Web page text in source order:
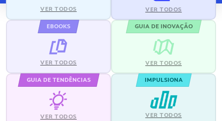
VER TODOS VER TODOS
EBOOKS
VER TODOS
GUIA DE INOVAÇÃO
VER TODOS
GUIA DE TENDÊNCIAS
VER TODOS
IMPULSIONA
VER TODOS